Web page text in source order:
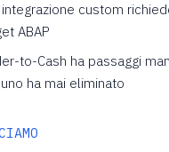
integrazione custom
ABAP
to-Cash ha passaggi
ha mai eliminato